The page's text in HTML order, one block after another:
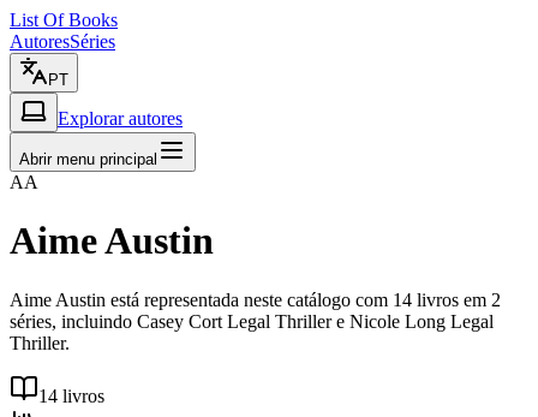
List Of Books
AutoresSéries
PT
Explorar autores
Abrir menu principal
AA
Aime Austin
Aime Austin está representada neste catálogo com 14 livros em 2
séries, incluindo Casey Cort Legal Thriller e Nicole Long Legal
Thriller.
14 livros